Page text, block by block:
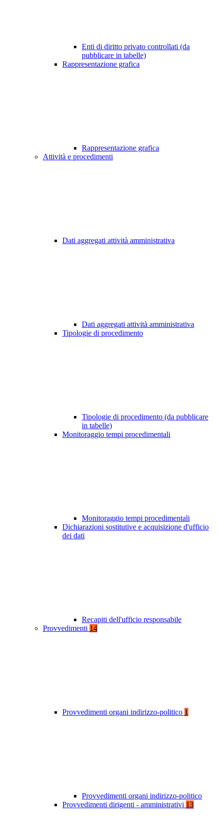
Enti di diritto privato controllati (da
pubblicare in tabelle)
Rappresentazione grafica
Rappresentazione grafica
Attività e procedimenti
Dati aggregati attività amministrativa
Dati aggregati attività amministrativa
Tipologie di procedimento
Tipologie di procedimento (da pubblicare
in tabelle)
Monitoraggio tempi procedimentali
Monitoraggio tempi procedimentali
Dichiarazioni sostitutive e acquisizione d'ufficio
dei dati
Recapiti dell'ufficio responsabile
Provvedimenti 14
Provvedimenti organi indirizzo-politico 1
Provvedimenti organi indirizzo-politico
Provvedimenti dirigenti - amministrativi 13